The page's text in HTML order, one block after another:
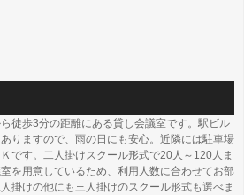
徒歩3分の距離にある貸し会議室です。駅ビル
りますので、雨の日にも安心。近隣には駐車場
です。二人掛けスクール形式で20人～120人ま
を用意しているため、利用人数に合わせてお部
掛けの他にも三人掛けのスクール形式も選べま